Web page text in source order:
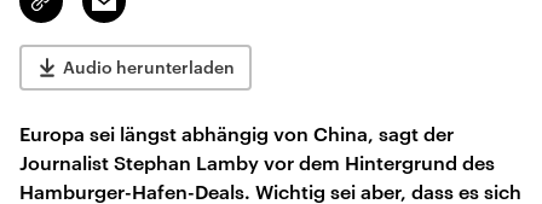
kopieren/teilen
Audio herunterladen
Europa sei längst abhängig von China, sagt der
Journalist Stephan Lamby vor dem Hintergrund des
Hamburger-Hafen-Deals. Wichtig sei aber, dass es sich